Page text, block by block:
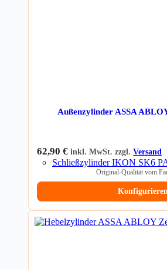
Außenzylinder ASSA
62,90 € inkl. MwSt. zzgl. Versand
Schließzylinder IKON SK6
Original-Qualität vom
Konfigurieren